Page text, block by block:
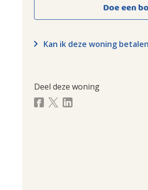
Doe een
Kan ik deze woning
Deel deze woning